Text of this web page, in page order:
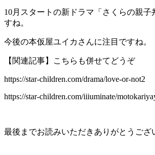
10月スタートの新ドラマ「さくらの親子
すね。
今後の本仮屋ユイカさんに注目ですね。
【関連記事】こちらも併せてどうぞ
https://star-children.com/drama/love-or-not2
https://star-children.com/iiiuminate/
最後までお読みいただきありがとうござ